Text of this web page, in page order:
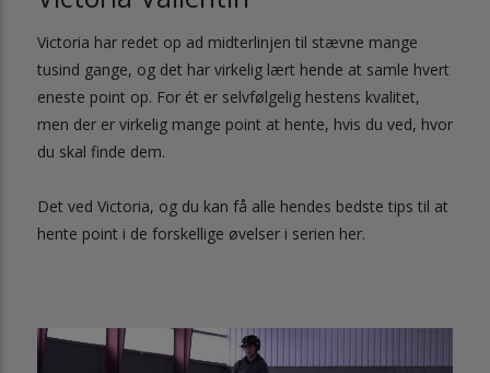
Victoria har redet op ad midterlinjen til stævne mange
tusind gange, og det har virkelig lært hende at samle hvert
eneste point op. For ét er selvfølgelig hestens kvalitet,
men der er virkelig mange point at hente, hvis du ved, hvor
du skal finde dem.
Det ved Victoria, og du kan få alle hendes bedste tips til at
hente point i de forskellige øvelser i serien her.